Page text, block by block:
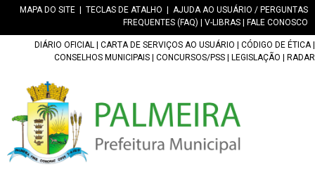
MAPA DO SITE TECLAS DE ATALHO
AJUDA AO USUÁRIO / PERGUNTAS
FREQUENTES (FAQ)
V-LIBRAS FALE CONOSCO
DIÁRIO OFICIAL CARTA DE SERVIÇOS AO USUÁRIO CÓDIGO DE ÉTICA|
CONSELHOS MUNICIPAIS
CONCURSOS/PSS LEGISLAÇÃO RADAR